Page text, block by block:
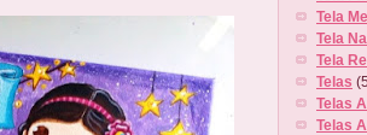
Tela
Tela
Tela
Telas
Telas
Telas